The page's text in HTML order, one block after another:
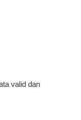
valid dan